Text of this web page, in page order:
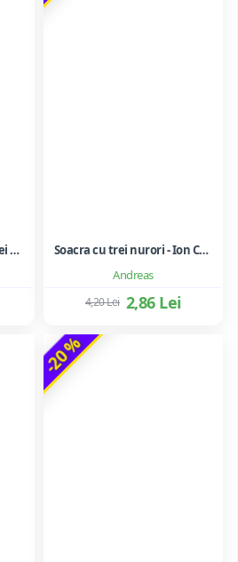
Ultimul an din viața Elenei Ceaușescu - LAVINIA BETEA
Andreas
Soacra cu trei nurori - Ion Creanga
2,86 Lei
4,20 Lei
-20 %